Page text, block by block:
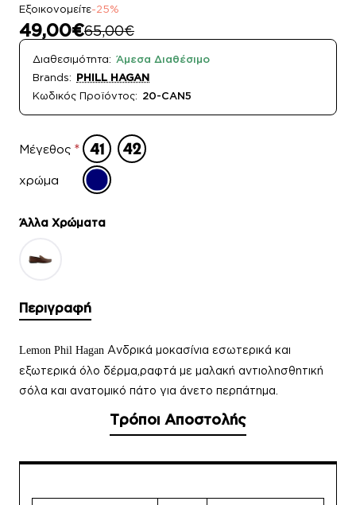
Εξοικονομείτε-25%
49,00€65,00€
Διαθεσιμότητα: Άμεσα Διαθέσιμο
Brands: PHILL HAGAN
Κωδικός Προϊόντος: 20-CAN5
Μέγεθος
χρώμα
Άλλα Xρώματα
Περιγραφή
Lemon Phil Hagan Ανδρικά μοκασίνια εσωτερικά και
εξωτερικά όλο δέρμα,ραφτά με μαλακή αντιολησθητική
σόλα και ανατομικό πάτο για άνετο περπάτημα.
Τρόποι Αποστολής